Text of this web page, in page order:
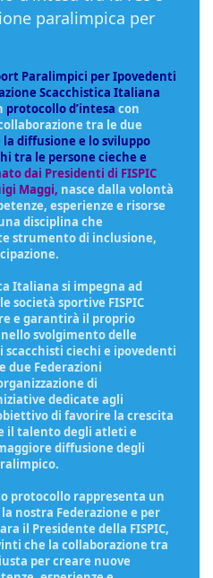
paralimpica per
Paralimpici per Ipovedenti
Scacchistica Italiana
protocollo d’intesa con
tra le due
diffusione e lo sviluppo
tra le persone cieche e
dai Presidenti di FISPIC
Maggi, nasce dalla volontà
esperienze e risorse
disciplina che
strumento di inclusione,
Italiana si impegna ad
società sportive FISPIC
e garantirà il proprio
svolgimento delle
ciechi e ipovedenti
due Federazioni
di
dedicate agli
di favorire la crescita
il talento degli atleti e
diffusione degli
protocollo rappresenta un
nostra Federazione e per
il Presidente della FISPIC,
che la collaborazione tra
per creare nuove